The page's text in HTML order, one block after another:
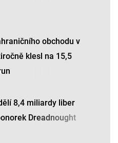
obchodu v
klesl na 15,5
8,4 miliardy liber
Dreadnought